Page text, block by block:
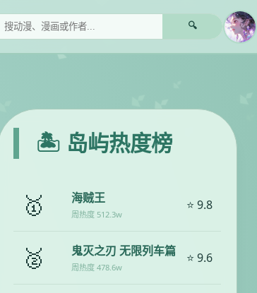
🔍
🏝️ 岛屿热度榜
🥇 海贼王
周热度 512.3w
⭐ 9.8
🥈 鬼灭之刃 无限列车篇
周热度 478.6w
⭐ 9.6